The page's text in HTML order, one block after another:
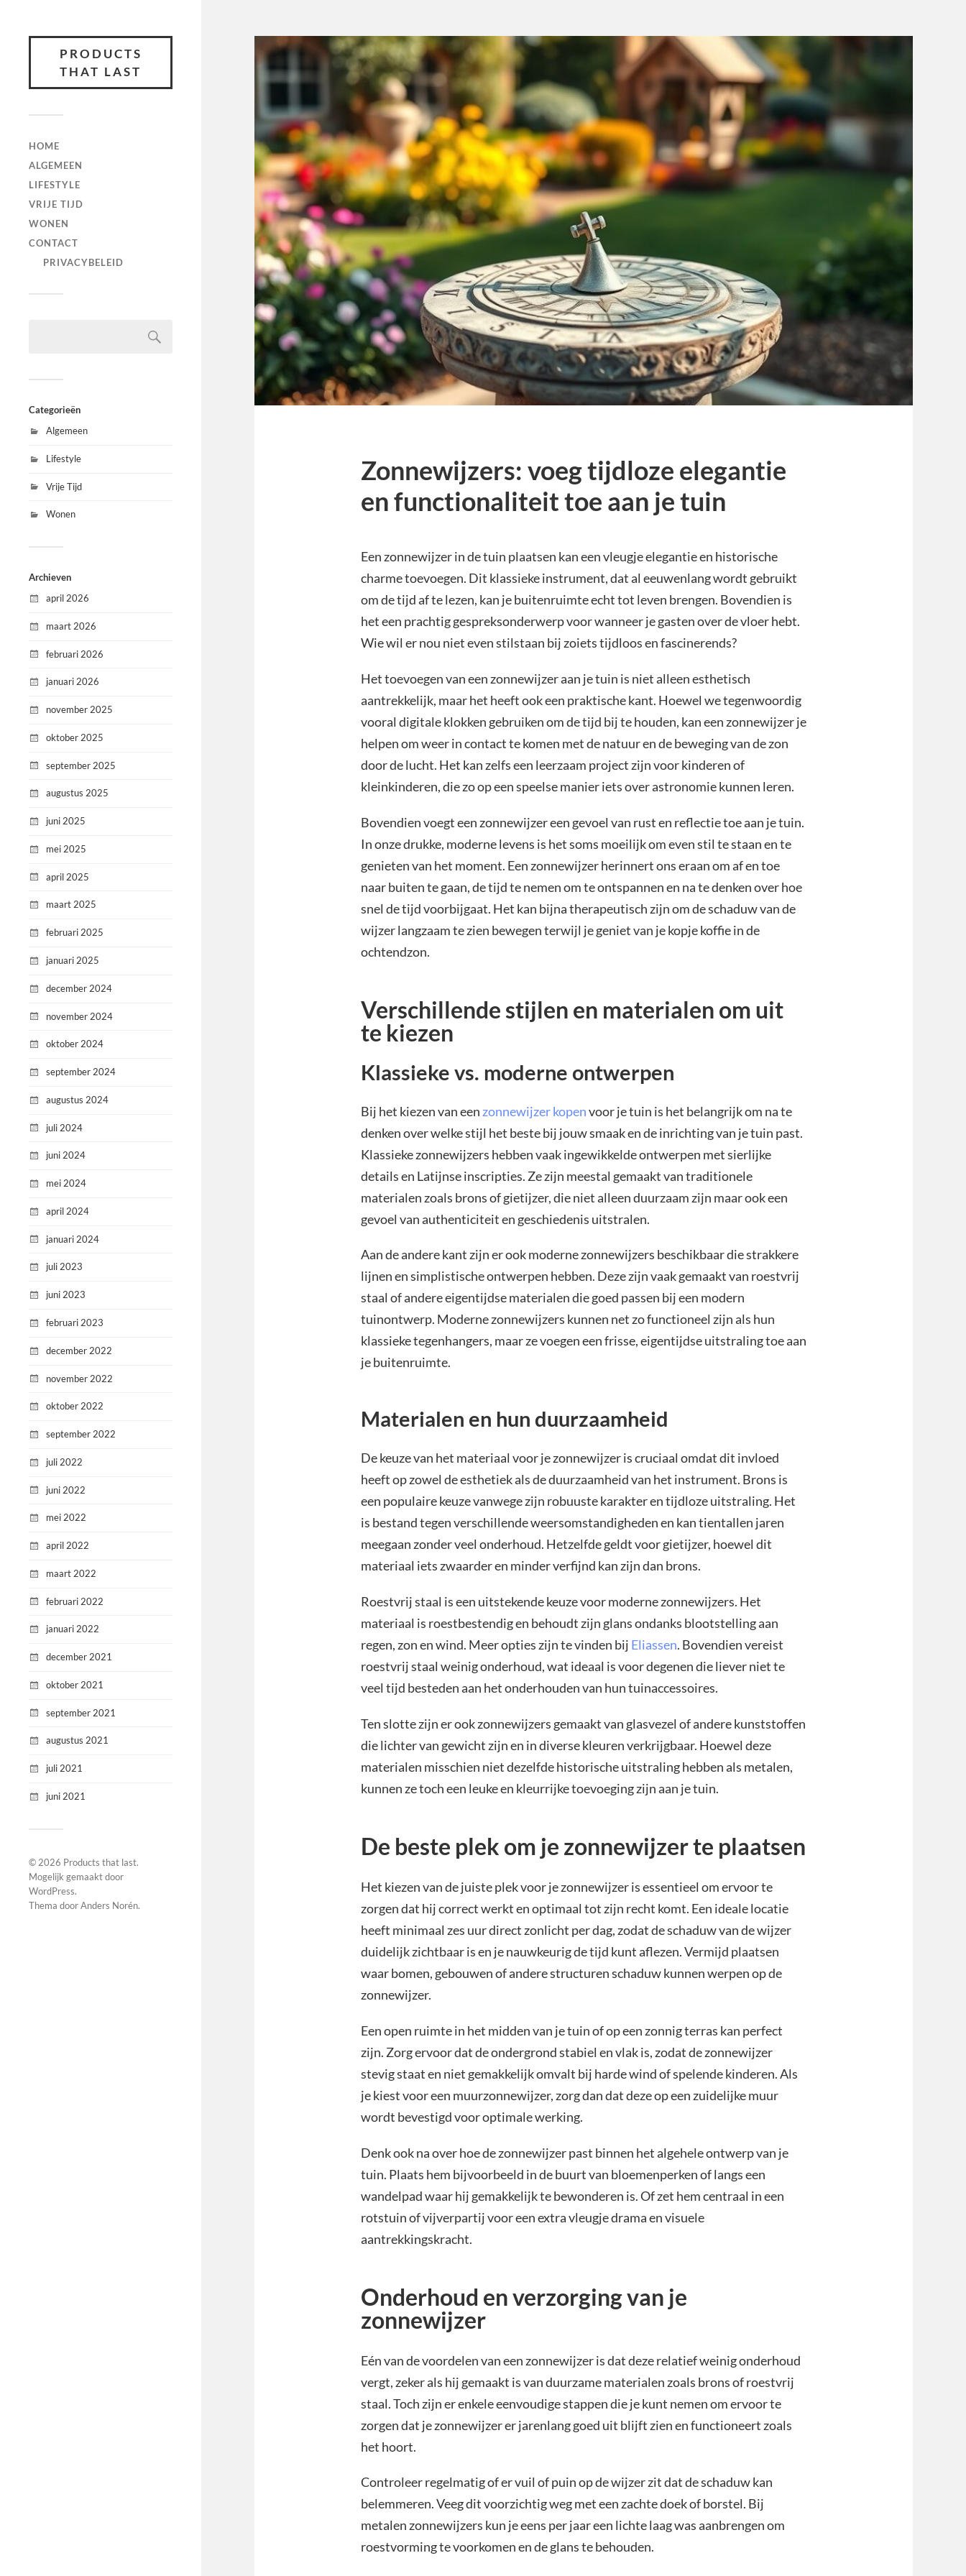
PRODUCTS
THAT LAST
HOME
ALGEMEEN
LIFESTYLE
VRIJE TIJD
WONEN
CONTACT
PRIVACYBELEID
Categorieën
Algemeen
Lifestyle
Vrije Tijd
Wonen
Archieven
april 2026
maart 2026
februari 2026
januari 2026
november 2025
oktober 2025
september 2025
augustus 2025
juni 2025
mei 2025
april 2025
maart 2025
februari 2025
januari 2025
december 2024
november 2024
oktober 2024
september 2024
augustus 2024
juli 2024
juni 2024
mei 2024
april 2024
januari 2024
juli 2023
juni 2023
februari 2023
december 2022
november 2022
oktober 2022
september 2022
juli 2022
juni 2022
mei 2022
april 2022
maart 2022
februari 2022
januari 2022
december 2021
oktober 2021
september 2021
augustus 2021
juli 2021
juni 2021
© 2026 Products that last.
Mogelijk gemaakt door
WordPress.
Thema doorAnders Norén.
Zonnewijzers: voeg tijdloze elegantie
en functionaliteit toe aan je tuin
Een zonnewijzer in de tuin plaatsen kan een vleugje elegantie en historische
charme toevoegen. Dit klassieke instrument, dat al eeuwenlang wordt gebruikt
om de tijd af te lezen, kan je buitenruimte echt tot leven brengen. Bovendien is
het een prachtig gespreksonderwerp voor wanneer je gasten over de vloer hebt.
Wie wil er nou niet even stilstaan bij zoiets tijdloos en fascinerends?
Het toevoegen van een zonnewijzer aan je tuin is niet alleen esthetisch
aantrekkelijk, maar het heeft ook een praktische kant. Hoewel we tegenwoordig
vooral digitale klokken gebruiken om de tijd bij te houden, kan een zonnewijzer je
helpen om weer in contact te komen met de natuur en de beweging van de zon
door de lucht. Het kan zelfs een leerzaam project zijn voor kinderen of
kleinkinderen, die zo op een speelse manier iets over astronomie kunnen leren.
Bovendien voegt een zonnewijzer een gevoel van rust en reflectie toe aan je tuin.
In onze drukke, moderne levens is het soms moeilijk om even stil te staan en te
genieten van het moment. Een zonnewijzer herinnert ons eraan om af en toe
naar buiten te gaan, de tijd te nemen om te ontspannen en na te denken over hoe
snel de tijd voorbijgaat. Het kan bijna therapeutisch zijn om de schaduw van de
wijzer langzaam te zien bewegen terwijl je geniet van je kopje koffie in de
ochtendzon.
Verschillende stijlen en materialen om uit
te kiezen
Klassieke vs. moderne ontwerpen
Bij het kiezen van een zonnewijzer kopenvoor je tuin is het belangrijk om na te
denken over welke stijl het beste bij jouw smaak en de inrichting van je tuin past.
Klassieke zonnewijzers hebben vaak ingewikkelde ontwerpen met sierlijke
details en Latijnse inscripties. Ze zijn meestal gemaakt van traditionele
materialen zoals brons of gietijzer, die niet alleen duurzaam zijn maar ook een
gevoel van authenticiteit en geschiedenis uitstralen.
Aan de andere kant zijn er ook moderne zonnewijzers beschikbaar die strakkere
lijnen en simplistische ontwerpen hebben. Deze zijn vaak gemaakt van roestvrij
staal of andere eigentijdse materialen die goed passen bij een modern
tuinontwerp. Moderne zonnewijzers kunnen net zo functioneel zijn als hun
klassieke tegenhangers, maar ze voegen een frisse, eigentijdse uitstraling toe aan
je buitenruimte.
Materialen en hun duurzaamheid
De keuze van het materiaal voor je zonnewijzer is cruciaal omdat dit invloed
heeft op zowel de esthetiek als de duurzaamheid van het instrument. Brons is
een populaire keuze vanwege zijn robuuste karakter en tijdloze uitstraling. Het
is bestand tegen verschillende weersomstandigheden en kan tientallen jaren
meegaan zonder veel onderhoud. Hetzelfde geldt voor gietijzer, hoewel dit
materiaal iets zwaarder en minder verfijnd kan zijn dan brons.
Roestvrij staal is een uitstekende keuze voor moderne zonnewijzers. Het
materiaal is roestbestendig en behoudt zijn glans ondanks blootstelling aan
regen, zon en wind. Meer opties zijn te vinden bij Eliassen. Bovendien vereist
roestvrij staal weinig onderhoud, wat ideaal is voor degenen die liever niet te
veel tijd besteden aan het onderhouden van hun tuinaccessoires.
Ten slotte zijn er ook zonnewijzers gemaakt van glasvezel of andere kunststoffen
die lichter van gewicht zijn en in diverse kleuren verkrijgbaar. Hoewel deze
materialen misschien niet dezelfde historische uitstraling hebben als metalen,
kunnen ze toch een leuke en kleurrijke toevoeging zijn aan je tuin.
De beste plek om je zonnewijzer te plaatsen
Het kiezen van de juiste plek voor je zonnewijzer is essentieel om ervoor te
zorgen dat hij correct werkt en optimaal tot zijn recht komt. Een ideale locatie
heeft minimaal zes uur direct zonlicht per dag, zodat de schaduw van de wijzer
duidelijk zichtbaar is en je nauwkeurig de tijd kunt aflezen. Vermijd plaatsen
waar bomen, gebouwen of andere structuren schaduw kunnen werpen op de
zonnewijzer.
Een open ruimte in het midden van je tuin of op een zonnig terras kan perfect
zijn. Zorg ervoor dat de ondergrond stabiel en vlak is, zodat de zonnewijzer
stevig staat en niet gemakkelijk omvalt bij harde wind of spelende kinderen. Als
je kiest voor een muurzonnewijzer, zorg dan dat deze op een zuidelijke muur
wordt bevestigd voor optimale werking.
Denk ook na over hoe de zonnewijzer past binnen het algehele ontwerp van je
tuin. Plaats hem bijvoorbeeld in de buurt van bloemenperken of langs een
wandelpad waar hij gemakkelijk te bewonderen is. Of zet hem centraal in een
rotstuin of vijverpartij voor een extra vleugje drama en visuele
aantrekkingskracht.
Onderhoud en verzorging van je
zonnewijzer
Eén van de voordelen van een zonnewijzer is dat deze relatief weinig onderhoud
vergt, zeker als hij gemaakt is van duurzame materialen zoals brons of roestvrij
staal. Toch zijn er enkele eenvoudige stappen die je kunt nemen om ervoor te
zorgen dat je zonnewijzer er jarenlang goed uit blijft zien en functioneert zoals
het hoort.
Controleer regelmatig of er vuil of puin op de wijzer zit dat de schaduw kan
belemmeren. Veeg dit voorzichtig weg met een zachte doek of borstel. Bij
metalen zonnewijzers kun je eens per jaar een lichte laag was aanbrengen om
roestvorming te voorkomen en de glans te behouden.